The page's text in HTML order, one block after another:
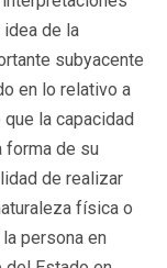
de la
subyacente
en lo relativo a
la capacidad
forma de su
de realizar
física o
persona en